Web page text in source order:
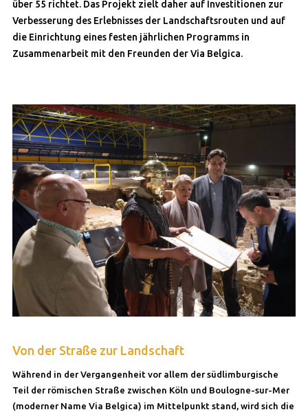
über 55 richtet. Das Projekt zielt daher auf Investitionen zur
Verbesserung des Erlebnisses der Landschaftsrouten und auf
die Einrichtung eines festen jährlichen Programms in
Zusammenarbeit mit den Freunden der Via Belgica.
Von der Straße zur Landschaft
Während in der Vergangenheit vor allem der südlimburgische
Teil der römischen Straße zwischen Köln und Boulogne-sur-Mer
(moderner Name Via Belgica) im Mittelpunkt stand, wird sich die